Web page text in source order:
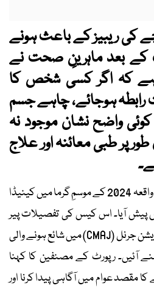
11 سالہ بچے کی ریبیز کے باعث ہونے
کے بعد ماہرینِ صحت نے
ہے کہ اگر کسی شخص کا
رابطہ ہوجائے، چاہے جسم
واضح نشان موجود نہ
پر طبی معائنہ اور علاج
غیر ملکی میڈیا کے مطابق یہ واقعہ 2024 کے موسمِ گرما میں کینیڈا
پیش آیا۔ اس کیس کی تفصیلات پیر
کو کینیڈین میڈیکل ایسوسی ایشن جرنل (CMAJ) میں شائع ہونے والی
آئیں۔ رپورٹ کے مصنفین کا کہنا
مقصد عوام میں آگاہی پیدا کرنا اور